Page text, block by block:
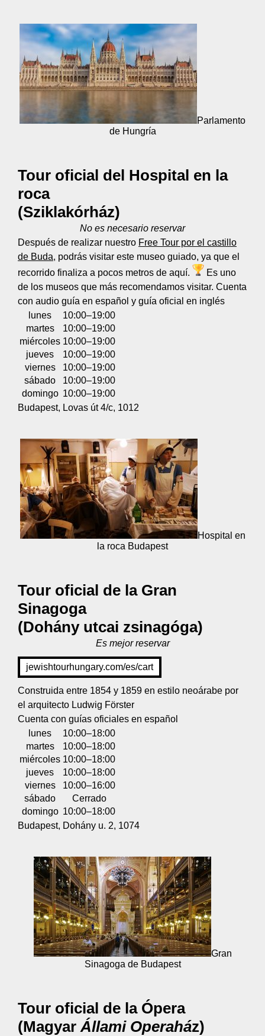
Parlamento
de Hungría
Tour oficial del Hospital en la
roca
(Sziklakórház)
No es necesario reservar
Después de realizar nuestro Free Tour por el castillo
de Buda, podrás visitar este museo guiado, ya que el
recorrido finaliza a pocos metros de aquí.
Es uno
de los museos que más recomendamos visitar. Cuenta
con audio guía en español y guía oficial en inglés
lunes
10:00–19:00
martes
10:00–19:00
miércoles 10:00–19:00
jueves
10:00–19:00
viernes
10:00–19:00
sábado
10:00–19:00
domingo 10:00–19:00
Budapest, Lovas út 4/c, 1012
Hospital en
la roca Budapest
Tour oficial de la Gran
Sinagoga
(Dohány utcai zsinagóga)
Es mejor reservar
jewishtourhungary.com/es/cart
Construida entre 1854 y 1859 en estilo neoárabe por
el arquitecto Ludwig Förster
Cuenta con guías oficiales en español
lunes
10:00–18:00
martes
10:00–18:00
miércoles 10:00–18:00
jueves
10:00–18:00
viernes
10:00–16:00
sábado
Cerrado
domingo 10:00–18:00
Budapest, Dohány u. 2, 1074
Gran
Sinagoga de Budapest
Tour oficial de la Ópera
(MagyarÁllami Operaház)